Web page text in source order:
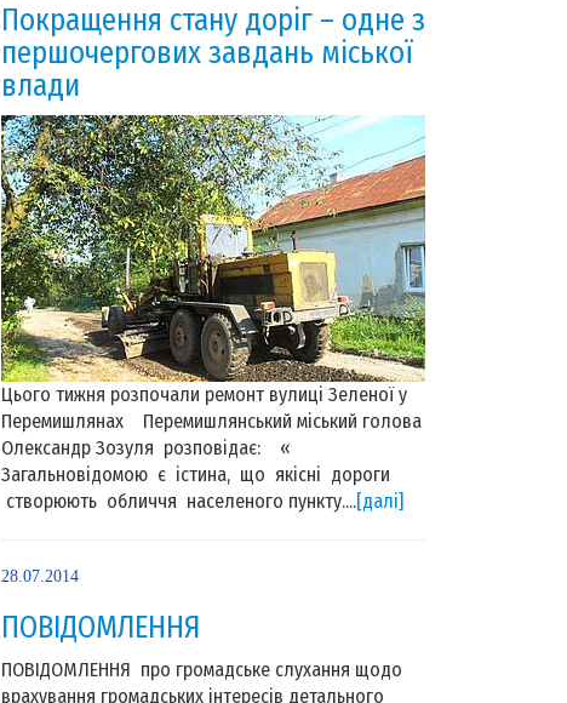
Покращення стану доріг – одне з
першочергових завдань міської
влади
Цього тижня розпочали ремонт вулиці Зеленої у
Перемишлянах Перемишлянський міський голова
Олександр Зозуля розповідає: «
Загальновідомою є істина, що якісні дороги
створюють обличчя населеного пункту....[далі]
28.07.2014
ПОВІДОМЛЕННЯ
ПОВІДОМЛЕННЯ про громадське слухання щодо
врахування громадських інтересів детального